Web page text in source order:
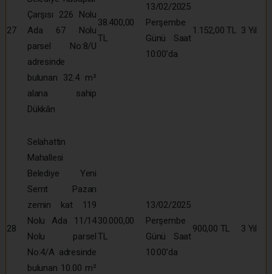
27
Çarşısı 226 Nolu
Ada 67 Nolu
parsel No:8/U
adresinde
bulunan 32.4 m²
alana sahip
Dükkân
38.400,00
TL
13/02/2025
Perşembe
Günü Saat
10:00’da
1.152,00 TL 3 Yıl
28
Selahattin
Mahallesi
Belediye Yeni
Semt Pazarı
zemin kat 119
Nolu Ada 11/14
Nolu parsel
No:4/A adresinde
bulunan 10.00 m²
30.000,00
TL
13/02/2025
Perşembe
Günü Saat
10:00’da
900,00 TL 3 Yıl